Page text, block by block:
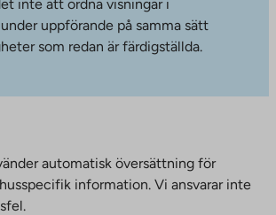
inte att ordna visningar i
uppförande på samma sätt
som redan är färdigställda.
automatisk översättning för
information. Vi ansvarar inte